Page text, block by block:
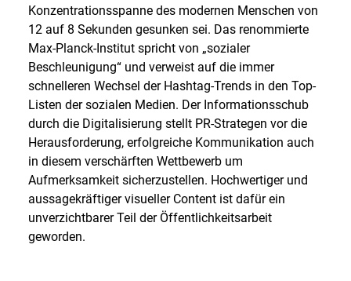
Konzentrationsspanne des modernen Menschen von
12 auf 8 Sekunden gesunken sei. Das renommierte
Max-Planck-Institut spricht von „sozialer
Beschleunigung“ und verweist auf die immer
schnelleren Wechsel der Hashtag-Trends in den Top-
Listen der sozialen Medien. Der Informationsschub
durch die Digitalisierung stellt PR-Strategen vor die
Herausforderung, erfolgreiche Kommunikation auch
in diesem verschärften Wettbewerb um
Aufmerksamkeit sicherzustellen. Hochwertiger und
aussagekräftiger visueller Content ist dafür ein
unverzichtbarer Teil der Öffentlichkeitsarbeit
geworden.